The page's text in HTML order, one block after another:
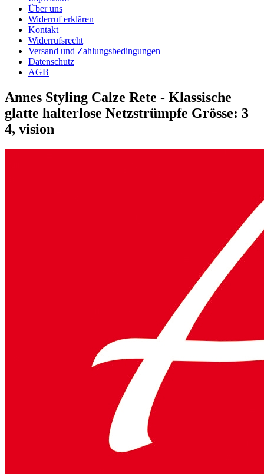
Über uns
Widerruf erklären
Kontakt
Widerrufsrecht
Versand und Zahlungsbedingungen
Datenschutz
AGB
Annes Styling Calze Rete - Klassische
glatte halterlose Netzstrümpfe Grösse: 3
4, vision